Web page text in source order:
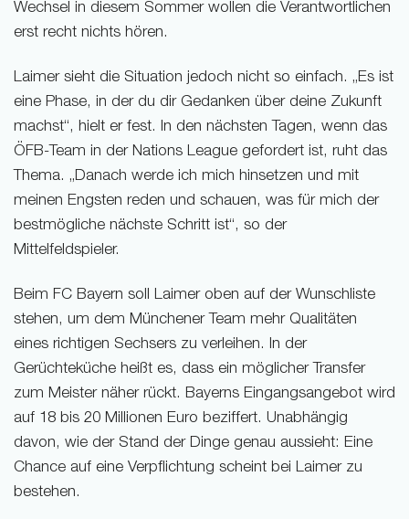
Wechsel in diesem Sommer wollen die Verantwortlichen
erst recht nichts hören.
Laimer sieht die Situation jedoch nicht so einfach. „Es ist
eine Phase, in der du dir Gedanken über deine Zukunft
machst“, hielt er fest. In den nächsten Tagen, wenn das
ÖFB-Team in der Nations League gefordert ist, ruht das
Thema. „Danach werde ich mich hinsetzen und mit
meinen Engsten reden und schauen, was für mich der
bestmögliche nächste Schritt ist“, so der
Mittelfeldspieler.
Beim FC Bayern soll Laimer oben auf der Wunschliste
stehen, um dem Münchener Team mehr Qualitäten
eines richtigen Sechsers zu verleihen. In der
Gerüchteküche heißt es, dass ein möglicher Transfer
zum Meister näher rückt. Bayerns Eingangsangebot wird
auf 18 bis 20 Millionen Euro beziffert. Unabhängig
davon, wie der Stand der Dinge genau aussieht: Eine
Chance auf eine Verpflichtung scheint bei Laimer zu
bestehen.